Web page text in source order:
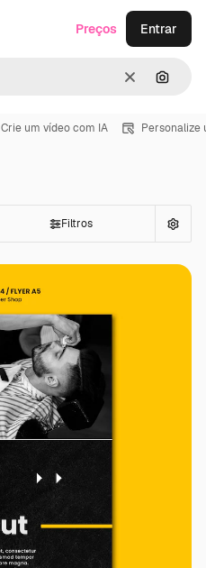
Limpar
Preços Entrar
Crie um vídeo com IA Personalize
Filtros